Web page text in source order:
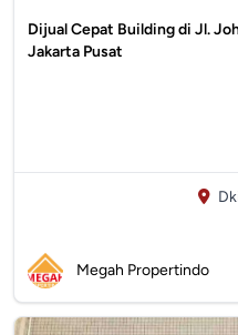
Dijual Cepat Building di Jl.
Jakarta Pusat
Megah Propertindo